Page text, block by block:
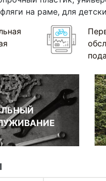
на раме, для